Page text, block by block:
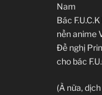
Nam
Bác
nền anime
Đề nghị
cho bác
(À nữa,